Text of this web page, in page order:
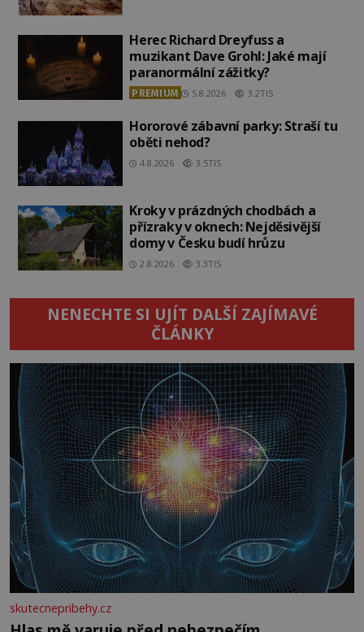
Herec Richard Dreyfuss a
muzikant Dave Grohl: Jaké mají
paranormální zážitky?
PREMIUM 5.8.2026 3.2TIS
Hororové zábavní parky: Straší tu
oběti nehod?
4.8.2026 3.5TIS
Kroky v prázdných chodbách a
přízraky v oknech: Nejděsivější
domy v Česku budí hrůzu
2.8.2026 3.3TIS
NENECHTE SI UJÍT DALŠÍ ZAJÍMAVÉ
ČLÁNKY
skutecnepribehy.cz